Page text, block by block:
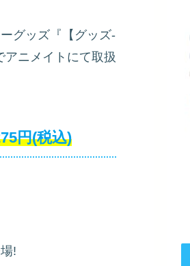
グッズ『【グッズ-
アニメイトにて取扱
円(税込)
!